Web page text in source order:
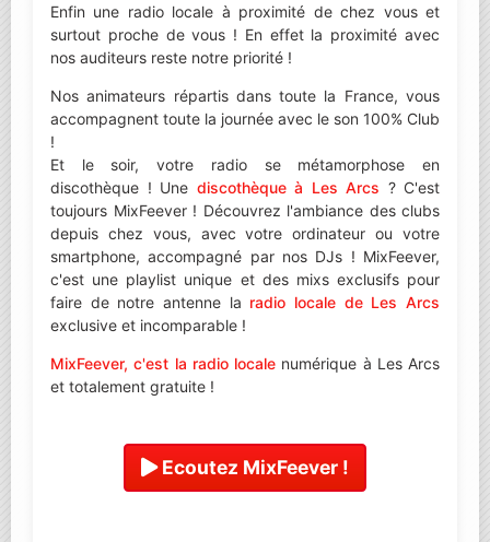
Enfin une radio locale à proximité de chez vous et
surtout proche de vous ! En effet la proximité avec
nos auditeurs reste notre priorité !
Nos animateurs répartis dans toute la France, vous
accompagnent toute la journée avec le son 100% Club
!
Et le soir, votre radio se métamorphose en
discothèque ! Une discothèque à Les Arcs ? C'est
toujours MixFeever ! Découvrez l'ambiance des clubs
depuis chez vous, avec votre ordinateur ou votre
smartphone, accompagné par nos DJs ! MixFeever,
c'est une playlist unique et des mixs exclusifs pour
faire de notre antenne la radio locale de Les Arcs
exclusive et incomparable !
MixFeever, c'est la radio locale numérique à Les Arcs
et totalement gratuite !
Ecoutez MixFeever !